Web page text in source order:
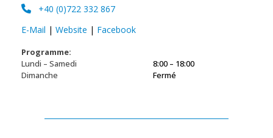
+40 (0)722 332 867
E-Mail | Website | Facebook
Programme:
Lundi – Samedi
8:00 – 18:00
Dimanche
Fermé